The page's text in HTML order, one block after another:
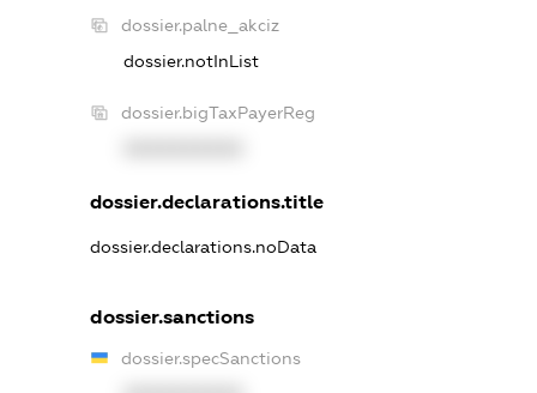
dossier.palne_akciz
dossier.notInList
dossier.bigTaxPayerReg
dossier.declarations.title
dossier.declarations.noData
dossier.sanctions
dossier.specSanctions